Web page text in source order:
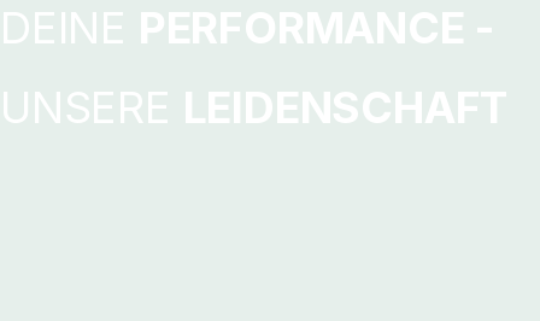
DEINE PERFORMANCE -
UNSERE LEIDENSCHAFT